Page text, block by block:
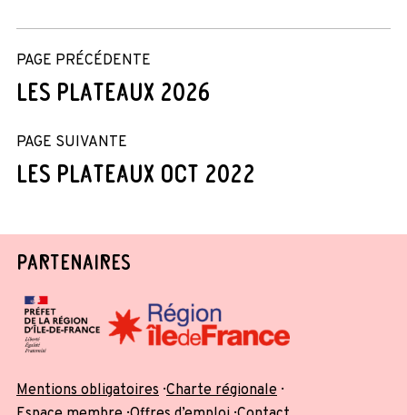
PAGE PRÉCÉDENTE
LES PLATEAUX 2026
PAGE SUIVANTE
LES PLATEAUX OCT 2022
PARTENAIRES
Mentions obligatoires Charte régionale